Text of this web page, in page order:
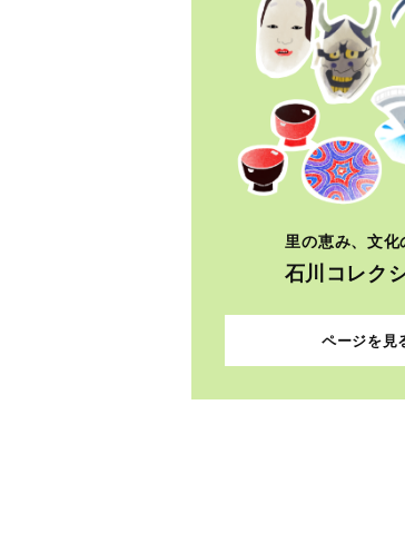
里の恵み、文化
石川コレク
ページを見